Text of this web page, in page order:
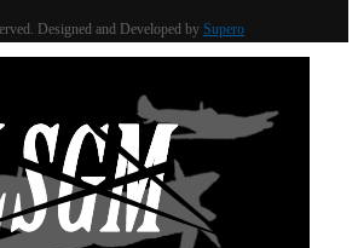
Designed and Developed by Supero